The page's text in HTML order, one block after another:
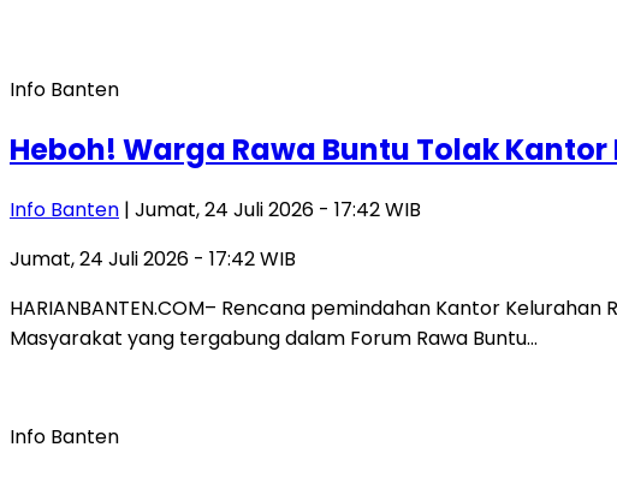
Info Banten
Heboh! Warga Rawa Buntu Tolak
Info Banten | Jumat, 24 Juli 2026 - 17:42 WIB
Jumat, 24 Juli 2026 - 17:42 WIB
HARIANBANTEN.COM– Rencana pemindahan Kantor
Masyarakat yang tergabung dalam Forum Rawa Buntu…
Info Banten